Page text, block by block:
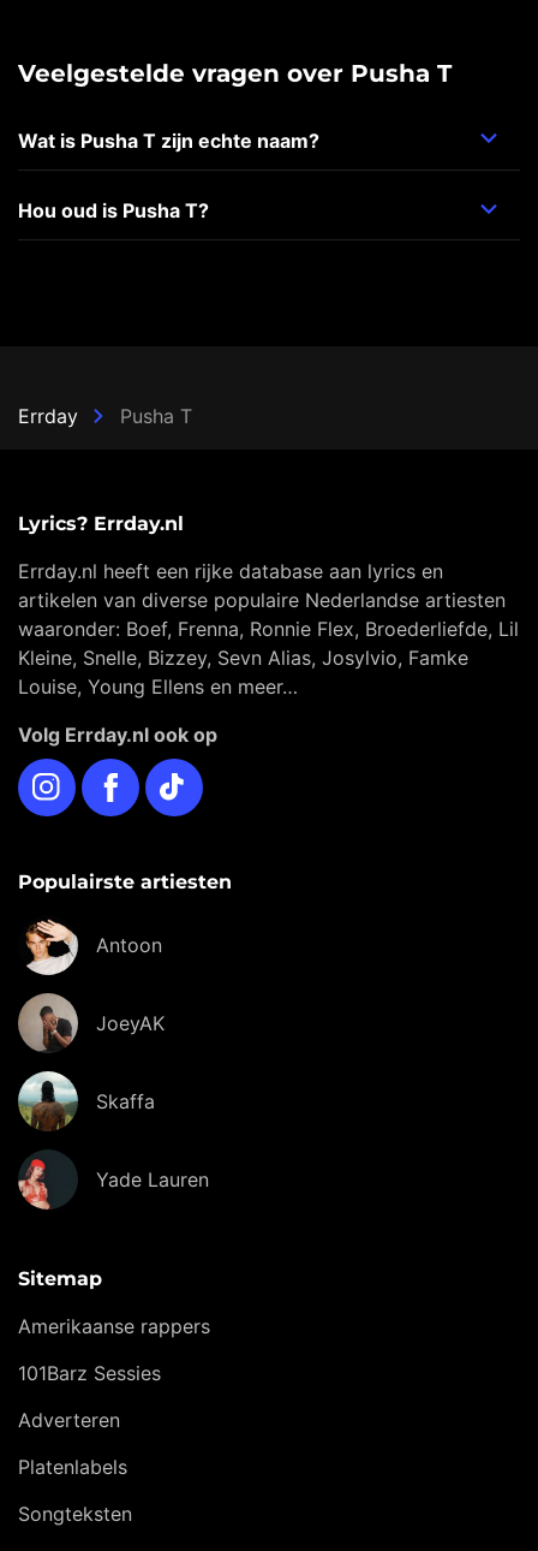
Veelgestelde vragen over Pusha T
Wat is Pusha T zijn echte naam?
Hou oud is Pusha T?
Errday Pusha T
Lyrics? Errday.nl
Errday.nl heeft een rijke database aan lyrics en
artikelen van diverse populaire Nederlandse artiesten
waaronder: Boef, Frenna, Ronnie Flex, Broederliefde, Lil
Kleine, Snelle, Bizzey, Sevn Alias, Josylvio, Famke
Louise, Young Ellens en meer…
Volg Errday.nl ook op
InstagramFacebookTikTok
Populairste artiesten
Antoon
JoeyAK
Skaffa
Yade Lauren
Sitemap
Amerikaanse rappers
101Barz Sessies
Adverteren
Platenlabels
Songteksten